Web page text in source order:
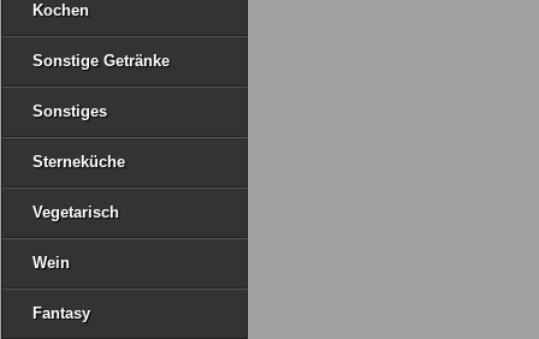
Kochen
Sonstige Getränke
Sonstiges
Sterneküche
Vegetarisch
Wein
Fantasy